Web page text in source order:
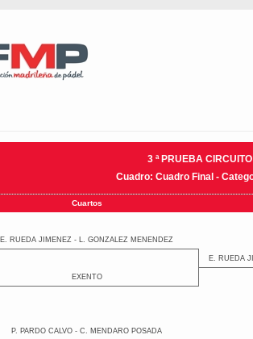
3 ª PRUEBA
Cuadro: Cuadro Final -
Cuartos
E. RUEDA JIMENEZ - L. GONZALEZ MENENDEZ
E. RUEDA
EXENTO
P. PARDO CALVO - C. MENDARO POSADA